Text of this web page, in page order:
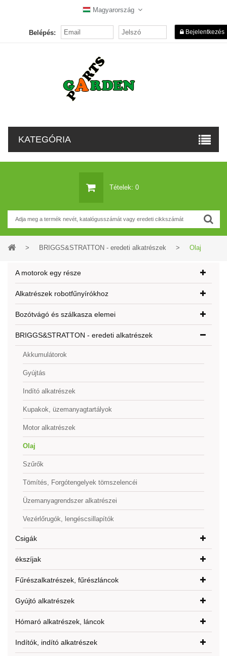
Magyarország
Belépés: Bejelentkezés
KATEGÓRIA
Tételek: 0
> BRIGGS&STRATTON - eredeti alkatrészek > Olaj
A motorok egy része
Alkatrészek robotfűnyírókhoz
Bozótvágó és szálkasza elemei
BRIGGS&STRATTON - eredeti alkatrészek
Akkumulátorok
Gyújtás
Indító alkatrészek
Kupakok, üzemanyagtartályok
Motor alkatrészek
Olaj
Szűrők
Tömítés, Forgótengelyek tömszelencéi
Üzemanyagrendszer alkatrészei
Vezérlőrugók, lengéscsillapítók
Csigák
ékszíjak
Fűrészalkatrészek, fűrészláncok
Gyújtó alkatrészek
Hómaró alkatrészek, láncok
Indítók, indító alkatrészek